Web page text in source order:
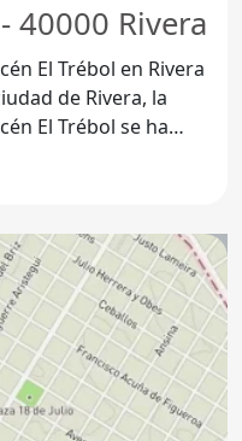
40000 Rivera
El Trébol en Rivera
de Rivera, la
El Trébol se ha